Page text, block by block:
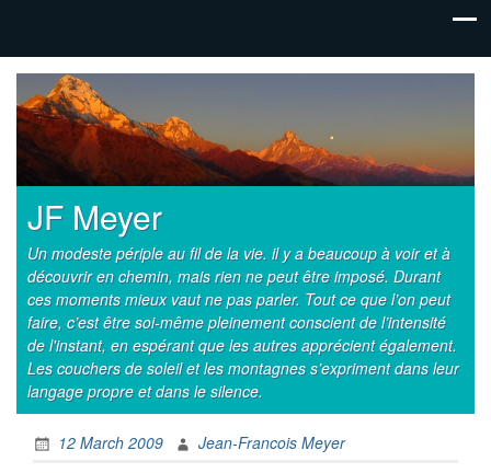
JF Meyer
Un modeste périple au fil de la vie. il y a beaucoup à voir et à
découvrir en chemin, mais rien ne peut être imposé. Durant
ces moments mieux vaut ne pas parler. Tout ce que l’on peut
faire, c’est être soi-même pleinement conscient de l’intensité
de l'instant, en espérant que les autres apprécient également.
Les couchers de soleil et les montagnes s’expriment dans leur
langage propre et dans le silence.
12 March 2009
Jean-Francois Meyer